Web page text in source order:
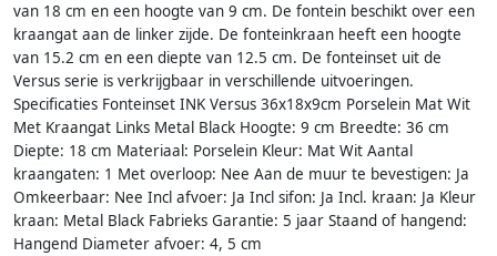
van 18 cm en een hoogte van 9 cm. De fontein beschikt over een
kraangat aan de linker zijde. De fonteinkraan heeft een hoogte
van 15.2 cm en een diepte van 12.5 cm. De fonteinset uit de
Versus serie is verkrijgbaar in verschillende uitvoeringen.
Specificaties Fonteinset INK Versus 36x18x9cm Porselein Mat Wit
Met Kraangat Links Metal Black Hoogte: 9 cm Breedte: 36 cm
Diepte: 18 cm Materiaal: Porselein Kleur: Mat Wit Aantal
kraangaten: 1 Met overloop: Nee Aan de muur te bevestigen: Ja
Omkeerbaar: Nee Incl afvoer: Ja Incl sifon: Ja Incl. kraan: Ja Kleur
kraan: Metal Black Fabrieks Garantie: 5 jaar Staand of hangend:
Hangend Diameter afvoer: 4, 5 cm